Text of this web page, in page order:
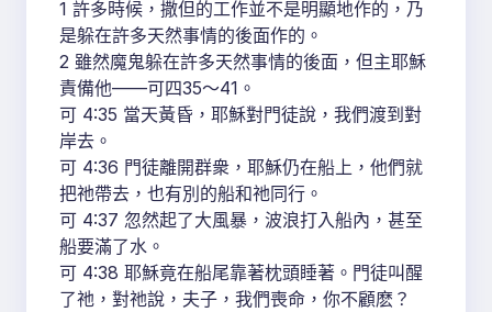
1 許多時候，撒但的工作並不是明顯地作的，乃
是躲在許多天然事情的後面作的。
2 雖然魔鬼躲在許多天然事情的後面，但主耶穌
責備他——可四35～41。
可 4:35 當天黃昏，耶穌對門徒說，我們渡到對
岸去。
可 4:36 門徒離開群衆，耶穌仍在船上，他們就
把祂帶去，也有別的船和祂同行。
可 4:37 忽然起了大風暴，波浪打入船內，甚至
船要滿了水。
可 4:38 耶穌竟在船尾靠著枕頭睡著。門徒叫醒
了祂，對祂說，夫子，我們喪命，你不顧麽？